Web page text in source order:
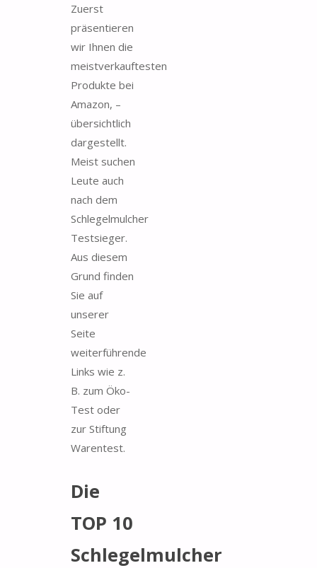
Zuerst
präsentieren
wir Ihnen die
meistverkauftesten
Produkte bei
Amazon, –
übersichtlich
dargestellt.
Meist suchen
Leute auch
nach dem
Schlegelmulcher
Testsieger.
Aus diesem
Grund finden
Sie auf
unserer
Seite
weiterführende
Links wie z.
B. zum Öko-
Test oder
zur Stiftung
Warentest.
Die
TOP 10
Schlegelmulcher